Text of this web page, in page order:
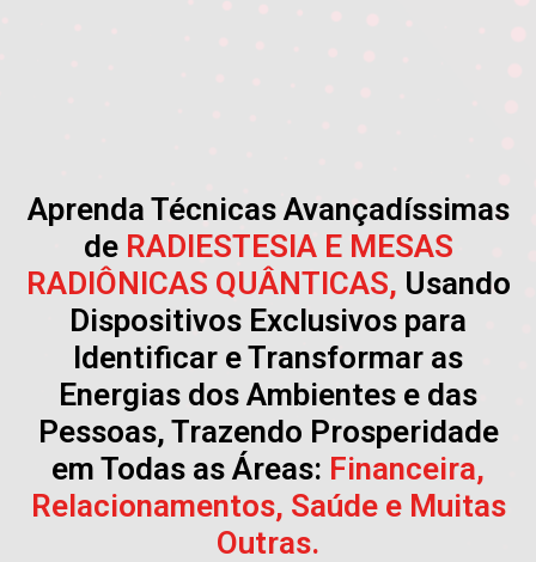
Aprenda Técnicas Avançadíssimas
de RADIESTESIA E MESAS
RADIÔNICAS QUÂNTICAS, Usando
Dispositivos Exclusivos para
Identificar e Transformar as
Energias dos Ambientes e das
Pessoas, Trazendo Prosperidade
em Todas as Áreas: Financeira,
Relacionamentos, Saúde e Muitas
Outras.